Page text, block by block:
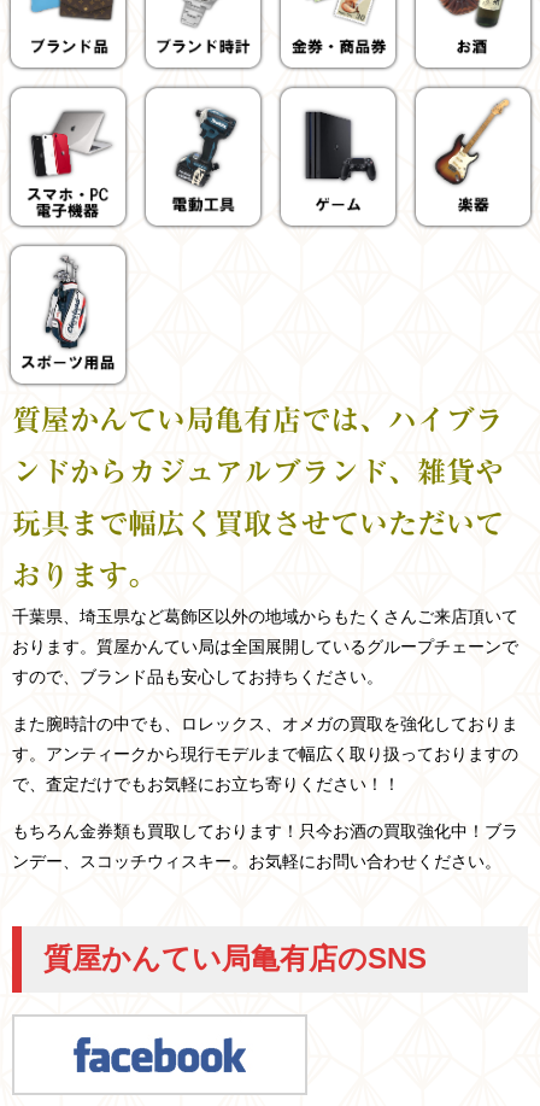
質屋かんてい局亀有店では、ハイブラ
ンドからカジュアルブランド、雑貨や
玩具まで幅広く買取させていただいて
おります。
千葉県、埼玉県など葛飾区以外の地域からもたくさんご来店頂いて
おります。 質屋かんてい局は全国展開しているグループチェーンで
すので、ブランド品も安心してお持ちください。
また腕時計の中でも、ロレックス、オメガの買取を強化しておりま
す。アンティークから現行モデルまで幅広く取り扱っておりますの
で、査定だけでもお気軽にお立ち寄りください！！
もちろん金券類も買取しております！只今お酒の買取強化中！ブラ
ンデー、スコッチウィスキー。お気軽にお問い合わせください。
質屋かんてい局亀有店のSNS